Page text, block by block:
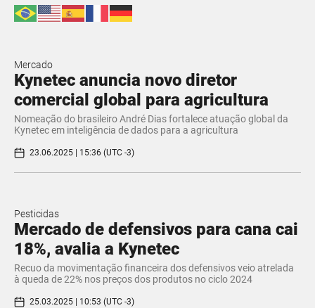
Mercado
Kynetec anuncia novo diretor
comercial global para agricultura
Nomeação do brasileiro André Dias fortalece atuação global da
Kynetec em inteligência de dados para a agricultura
23.06.2025 | 15:36 (UTC -3)
Pesticidas
Mercado de defensivos para cana cai
18%, avalia a Kynetec
Recuo da movimentação financeira dos defensivos veio atrelada
à queda de 22% nos preços dos produtos no ciclo 2024
25.03.2025 | 10:53 (UTC -3)